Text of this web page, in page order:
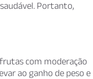
Portanto,
com moderação
ao ganho de peso e